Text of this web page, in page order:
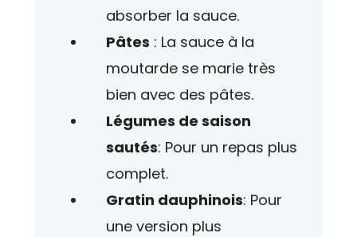
absorber la sauce.
Pâtes : La sauce à la
moutarde se marie très
bien avec des pâtes.
Légumes de saison
sautés: Pour un repas plus
complet.
Gratin dauphinois: Pour
une version plus